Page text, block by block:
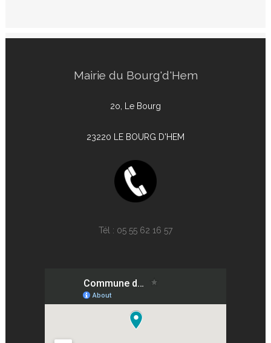
Mairie du Bourg'd'Hem
2o, Le Bourg
23220 LE BOURG D'HEM
Tél : 05 55 62 16 57